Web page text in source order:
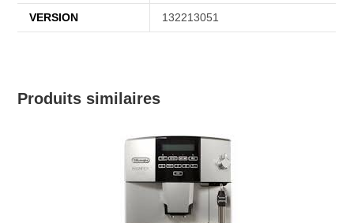
VERSION 132213051
Produits similaires